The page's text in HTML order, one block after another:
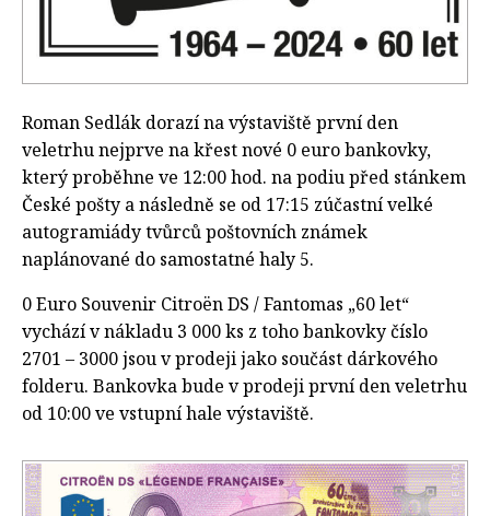
Roman Sedlák dorazí na výstaviště první den
veletrhu nejprve na křest nové 0 euro bankovky,
který proběhne ve 12:00 hod. na podiu před stánkem
České pošty a následně se od 17:15 zúčastní velké
autogramiády tvůrců poštovních známek
naplánované do samostatné haly 5.
0 Euro Souvenir Citroën DS / Fantomas „60 let“
vychází v nákladu 3 000 ks z toho bankovky číslo
2701 – 3000 jsou v prodeji jako součást dárkového
folderu. Bankovka bude v prodeji první den veletrhu
od 10:00 ve vstupní hale výstaviště.